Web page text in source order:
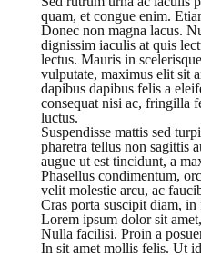
quam, et congue enim.
Donec non magna lacus.
dignissim iaculis at quis
lectus. Mauris in
vulputate, maximus elit sit
dapibus dapibus felis a
consequat nisi ac, fringilla
luctus.
Suspendisse mattis sed
pharetra tellus non sagittis
augue ut est tincidunt, a
Phasellus condimentum,
velit molestie arcu, ac
Cras porta suscipit diam,
Lorem ipsum dolor sit
Nulla facilisi. Proin a
In sit amet mollis felis. Ut